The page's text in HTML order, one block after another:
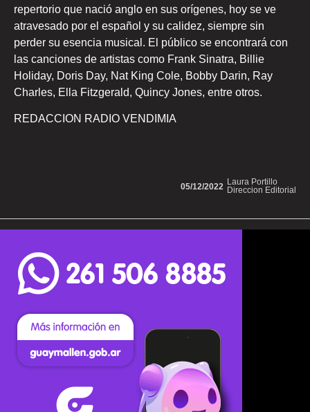
repertorio que nació anglo en sus orígenes, hoy se ve
atravesado por el español y su calidez, siempre sin
perder su esencia musical. El público se encontrará con
las canciones de artistas como Frank Sinatra, Billie
Holiday, Doris Day, Nat King Cole, Bobby Darin, Ray
Charles, Ella Fitzgerald, Quincy Jones, entre otros.
REDACCION RADIO VENDIMIA
Laura Portillo
Direccion Editorial
05/12/2022